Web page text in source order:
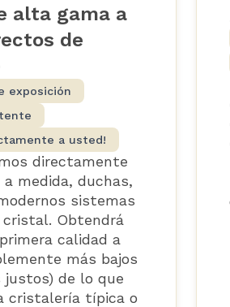
alta gama a
de
exposición
a usted!
directamente
medida, duchas,
sistemas
Obtendrá
calidad a
más bajos
justos) de lo que
cristalería típica o